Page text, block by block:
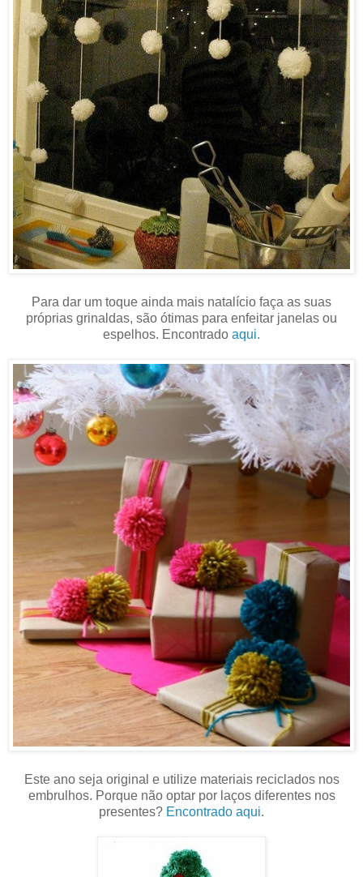
Para dar um toque ainda mais natalício faça as suas
próprias grinaldas, são ótimas para enfeitar janelas ou
espelhos. Encontrado aqui.
Este ano seja original e utilize materiais reciclados nos
embrulhos. Porque não optar por laços diferentes nos
presentes? Encontrado aqui.